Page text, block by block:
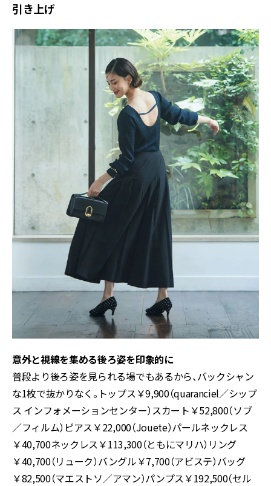
引き上げ
意外と視線を集める後ろ姿を印象的に
普段より後ろ姿を見られる場でもあるから、バックシャン
な1枚で抜かりなく。トップス￥9,900（quaranciel／シップ
ス インフォメーションセンター）スカート￥52,800（ソブ
／フィルム）ピアス￥22,000（Jouete）パールネックレス
￥40,700ネックレス￥113,300（ともにマリハ）リング
￥40,700（リューク）バングル￥7,700（アビステ）バッグ
￥82,500（マエストソ／アマン）パンプス￥192,500（セル